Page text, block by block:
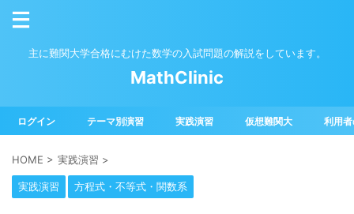
主に難関大学合格にむけた数学の入試問題の解説をしています。
MathClinic
ログイン テーマ別演習 実践演習 仮想難関大 利用
HOME > 実践演習 >
実践演習 方程式・不等式・関数系